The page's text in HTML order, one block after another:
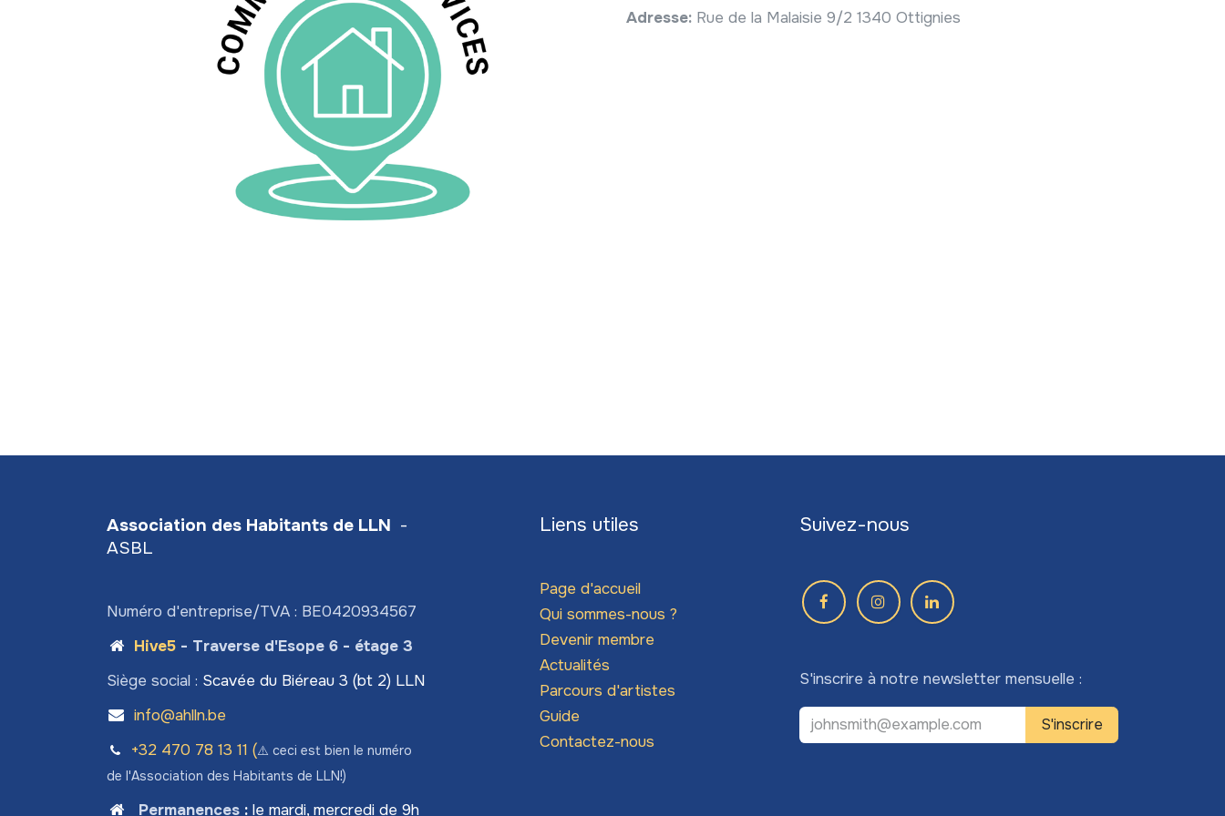
Adresse: Rue de la Malaisie 9/2 1340 Ottignies
Association des Habitants de LLN -
ASBL
Numéro d'entreprise/TVA : BE0420934567
Hive5- Traverse d'Esope 6 - étage 3
Siège social : Scavée du Biéreau 3 (bt 2) LLN
info@ahlln.be
+32 470 78​ 13 11 (⚠️ ceci est bien le numéro
de l'Association des Habitants de LLN!)
Permanences: le mardi, mercredi de 9h
Liens utiles
Page d'accueil
Qui sommes-nous ?
Devenir membre
Actualités
Parcours d'artistes
Guide
Contactez-nous
Suivez-nous
S'inscrire à notre newsletter mensuelle :
S'inscrire